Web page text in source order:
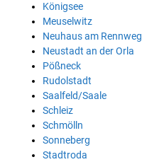
Königsee
Meuselwitz
Neuhaus am Rennweg
Neustadt an der Orla
Pößneck
Rudolstadt
Saalfeld/Saale
Schleiz
Schmölln
Sonneberg
Stadtroda